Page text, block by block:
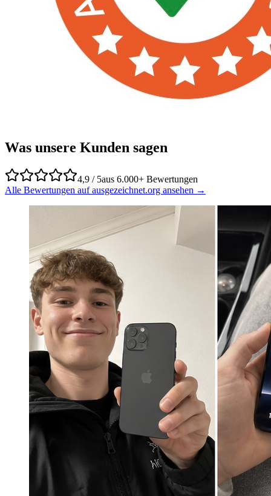
Was unsere Kunden sagen
4,9 / 5aus 6.000+ Bewertungen
Alle Bewertungen auf ausgezeichnet.org ansehen →